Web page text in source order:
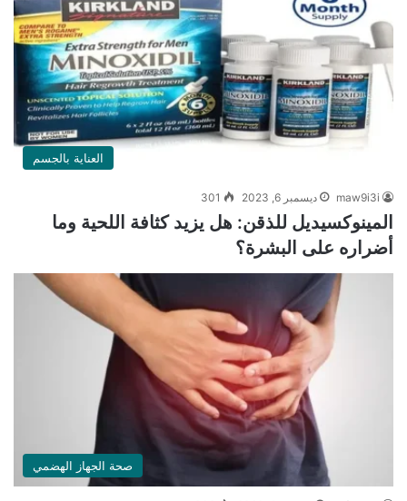
العناية بالجسم
maw9i3i ديسمبر 6, 2023 301
المينوكسيديل للذقن: هل يزيد كثافة اللحية وما
أضراره على البشرة؟
صحة الجهاز الهضمي